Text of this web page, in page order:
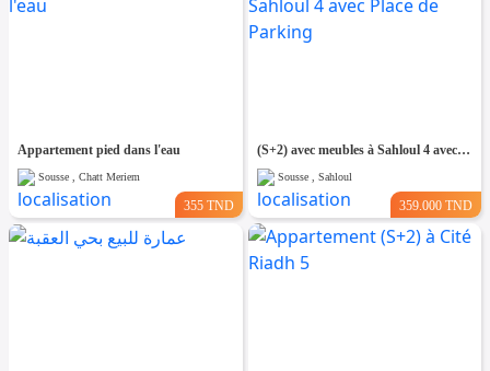
Appartement pied dans l'eau
Sousse , Chatt Meriem
355 TND
(S+2) avec meubles à Sahloul 4 avec Place de Parking
Sousse , Sahloul
359.000 TND